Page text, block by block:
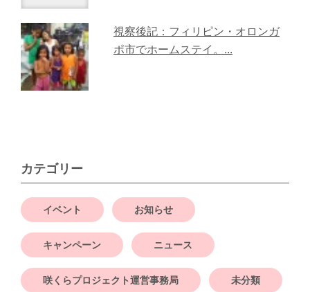
視察後記：フィリピン・オロンガ
ポ市でホームステイ。...
カテゴリー
イベント お知らせ
キャンペーン ニュース
咲くらプロジェクト運営事務局 未分類